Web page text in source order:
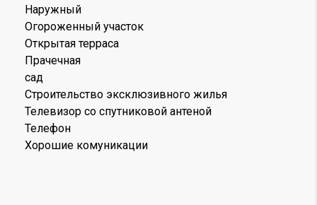
Наружный
Огороженный участок
Открытая терраса
Прачечная
сад
Строительство эксклюзивного жилья
Телевизор со спутниковой антеной
Телефон
Хорошие комуникации